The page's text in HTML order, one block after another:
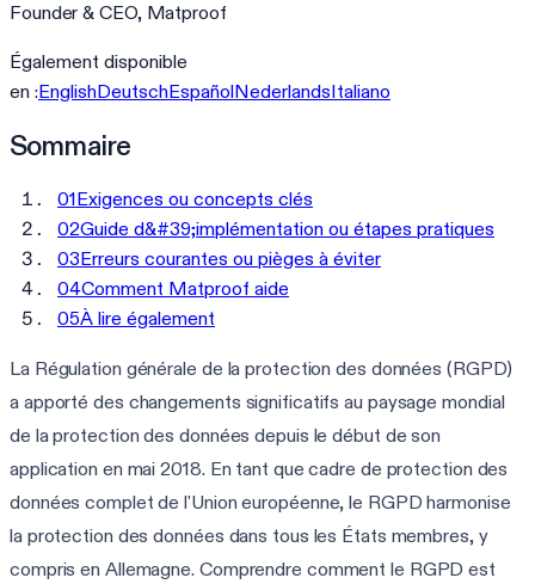
Founder & CEO, Matproof
Également disponible
en :EnglishDeutschEspañolNederlandsItaliano
Sommaire
01Exigences ou concepts clés
02Guide d&#39;implémentation ou étapes pratiques
03Erreurs courantes ou pièges à éviter
04Comment Matproof aide
05À lire également
La Régulation générale de la protection des données (RGPD)
a apporté des changements significatifs au paysage mondial
de la protection des données depuis le début de son
application en mai 2018. En tant que cadre de protection des
données complet de l'Union européenne, le RGPD harmonise
la protection des données dans tous les États membres, y
compris en Allemagne. Comprendre comment le RGPD est